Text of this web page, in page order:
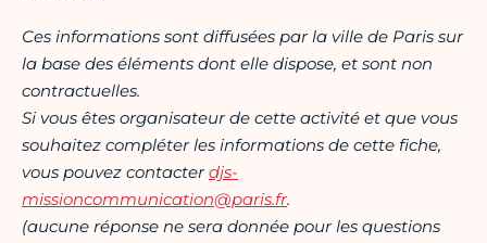
Ces informations sont diffusées par la ville de Paris sur
la base des éléments dont elle dispose, et sont non
contractuelles.
Si vous êtes organisateur de cette activité et que vous
souhaitez compléter les informations de cette fiche,
vous pouvez contacterdjs-
missioncommunication@paris.fr.
(aucune réponse ne sera donnée pour les questions